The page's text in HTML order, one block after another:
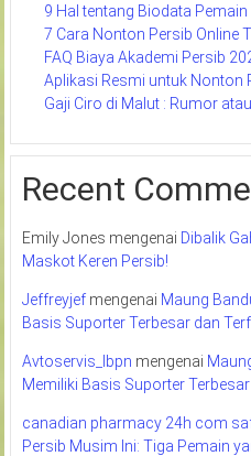
9 Hal tentang Biodata Pemain
7 Cara Nonton Persib Online
FAQ Biaya Akademi Persib
Aplikasi Resmi untuk Nonton
Gaji Ciro di Malut : Rumor
Recent
Emily Jones mengenai Dibalik
Maskot Keren Persib!
Jeffreyjefmengenai Maung
Basis Suporter Terbesar dan
Avtoservis_lbpn mengenai
Memiliki Basis Suporter
canadian pharmacy 24h com
Persib Musim Ini: Tiga Pemain